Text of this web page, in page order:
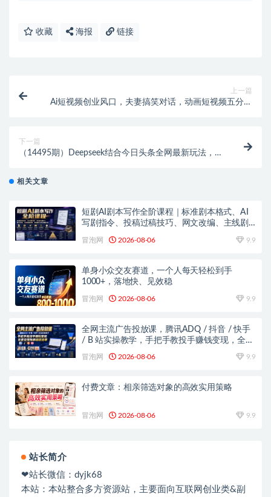
收藏 海报 链接
上一篇
Ai短视频创业风口，夫妻搞笑对话，动画短视频五分钟
下一篇
（14495期）Deepseek结合今日头条全网最新玩法，单
相关文章
短剧AI剧本写作全阶课程｜标准剧本格式、AI
写剧指令、投稿过稿技巧、网文改编、主线剧
冒泡网 2026-08-06 9.9
单身小众交友赛道，一个人每天轻松到手
1000+，落地快、见效稳
冒泡网 2026-08-06 9.9
全网主流广告投放课，腾讯ADQ / 抖音 / 快手
/ B 站实操教学，手把手教投手赚钱变现，全套
冒泡网 2026-08-06 9.9
付费文章：相亲筛选对象的高效实用策略
冒泡网 2026-08-06 9.9
站长简介
❤站长微信：dyjk68
本站：本站整合多方资源站，主要面向互联网创业类&副